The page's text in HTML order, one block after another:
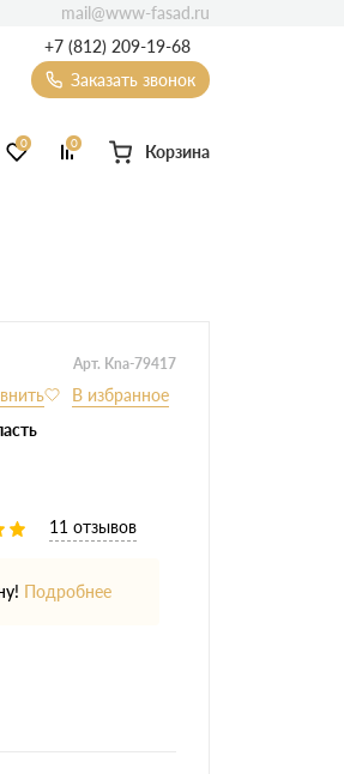
+7 (812) 209-19-68
Заказать звонок
0 0 Корзина
mail@www-fasad.ru
Арт. Kna-79417
11 отзывов
Подробнее